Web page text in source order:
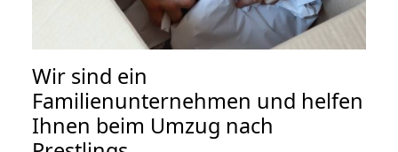
Wir sind ein
Familienunternehmen und helfen
Ihnen beim Umzug nach